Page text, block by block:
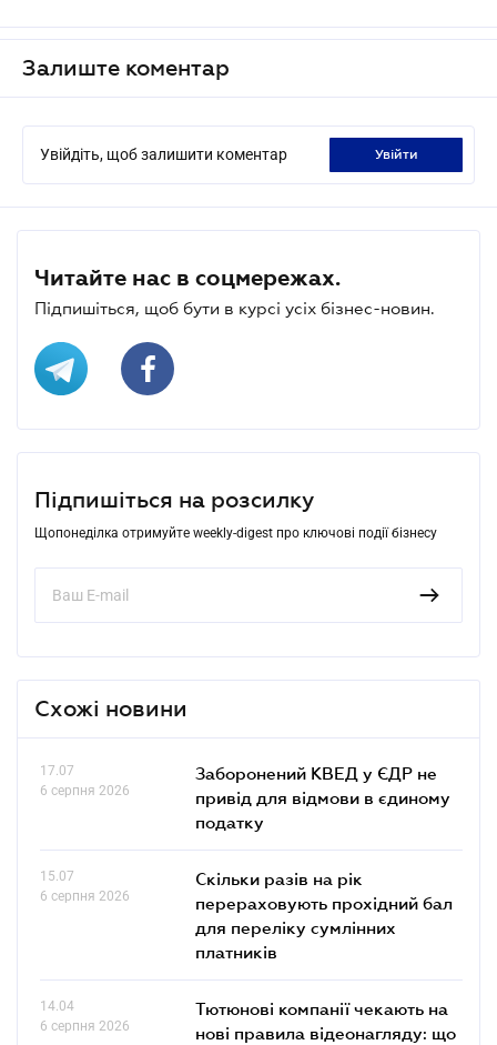
Залиште коментар
Увійдіть, щоб залишити коментар увійти
Читайте нас в соцмережах.
Підпишіться, щоб бути в курсі усіх бізнес-новин.
Підпишіться на розсилку
Щопонеділка отримуйте weekly-digest про ключові події бізнесу
Схожі новини
17.07
6 серпня 2026
Заборонений КВЕД у ЄДР не
привід для відмови в єдиному
податку
15.07
6 серпня 2026
Скільки разів на рік
перераховують прохідний бал
для переліку сумлінних
платників
14.04
6 серпня 2026
Тютюнові компанії чекають на
нові правила відеонагляду: що